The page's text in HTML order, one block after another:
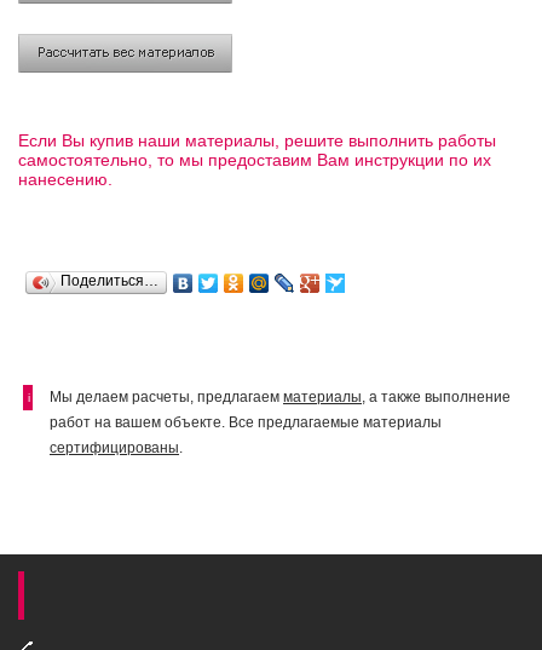
Если Вы купив наши материалы, решите выполнить работы
самостоятельно, то мы предоставим Вам инструкции по их
нанесению.
Поделиться…
i Мы делаем расчеты, предлагаем материалы, а также выполнение
работ на вашем объекте. Все предлагаемые материалы
сертифицированы.